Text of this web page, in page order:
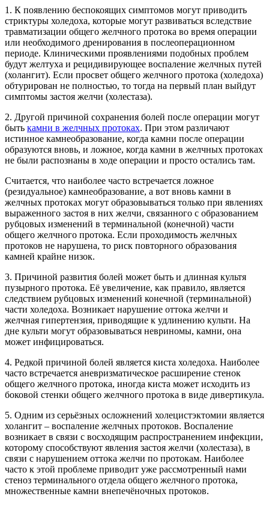
1. К появлению беспокоящих симптомов могут приводить
стриктуры холедоха, которые могут развиваться вследствие
травматизации общего желчного протока во время операции
или необходимого дренирования в послеоперационном
периоде. Клиническими проявлениями подобных проблем
будут желтуха и рецидивирующее воспаление желчных путей
(холангит). Если просвет общего желчного протока (холедоха)
обтурирован не полностью, то тогда на первый план выйдут
симптомы застоя желчи (холестаза).
2. Другой причиной сохранения болей после операции могут
быть камни в желчных протоках. При этом различают
истинное камнеобразование, когда камни после операции
образуются вновь, и ложное, когда камни в желчных протоках
не были распознаны в ходе операции и просто остались там.
Считается, что наиболее часто встречается ложное
(резидуальное) камнеобразование, а вот вновь камни в
желчных протоках могут образовываться только при явлениях
выраженного застоя в них желчи, связанного с образованием
рубцовых изменений в терминальной (конечной) части
общего желчного протока. Если проходимость желчных
протоков не нарушена, то риск повторного образования
камней крайне низок.
3. Причиной развития болей может быть и длинная культя
пузырного протока. Её увеличение, как правило, является
следствием рубцовых изменений конечной (терминальной)
части холедоха. Возникает нарушение оттока желчи и
желчная гипертензия, приводящие к удлинению культи. На
дне культи могут образовываться невриномы, камни, она
может инфицироваться.
4. Редкой причиной болей является киста холедоха. Наиболее
часто встречается аневризматическое расширение стенок
общего желчного протока, иногда киста может исходить из
боковой стенки общего желчного протока в виде дивертикула.
5. Одним из серьёзных осложнений холецистэктомии является
холангит – воспаление желчных протоков. Воспаление
возникает в связи с восходящим распространением инфекции,
которому способствуют явления застоя желчи (холестаза), в
связи с нарушением оттока желчи по протокам. Наиболее
часто к этой проблеме приводит уже рассмотренный нами
стеноз терминального отдела общего желчного протока,
множественные камни внепечёночных протоков.